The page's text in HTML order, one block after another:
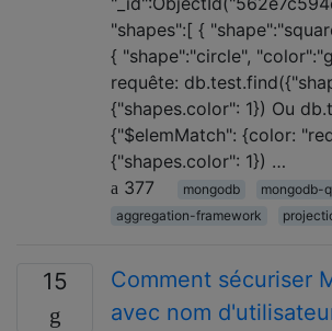
"shapes":[ {
{ "shape":"circle",
requête:
{"shapes.color": 1}) Ou
{"$elemMatch": {color:
{"shapes.color": 1}) …
377
mongodb
mongodb-
aggregation-framework
15
Comment sécuriser
avec nom